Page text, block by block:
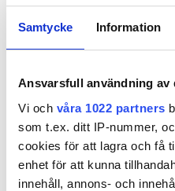
Samtycke Information
Ansvarsfull användning av
Vi och våra 1022 partners
som t.ex. ditt IP-nummer,
cookies för att lagra och få
enhet för att kunna
innehåll, annons- och
Skada upptäcktes av
Det var när hyresvärdens
plastmattan på väggen i
detta lät värden ett företag
badrummet. Då upptäcktes
svetsskarven under en
vattenskador.